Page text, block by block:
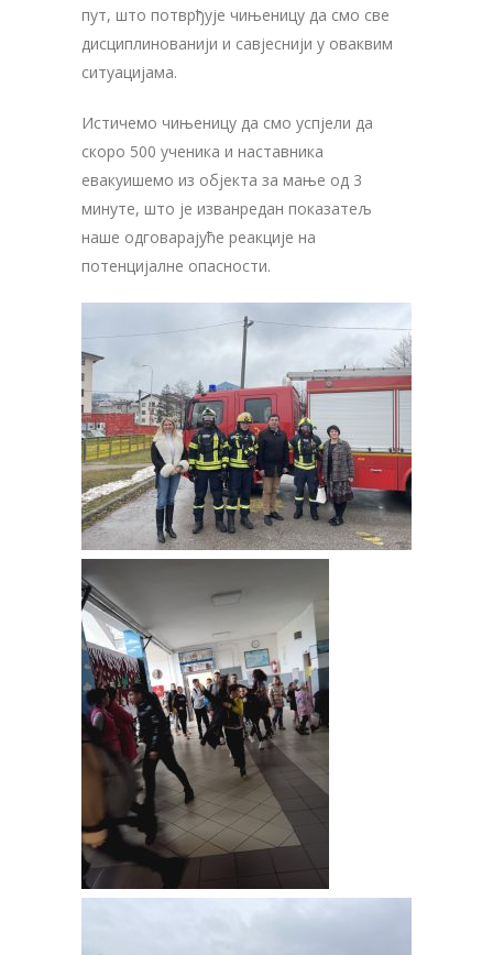
пут, што потврђује чињеницу да смо све
дисциплинованији и савјеснији у оваквим
ситуацијама.
Истичемо чињеницу да смо успјели да
скоро 500 ученика и наставника
евакуишемо из објекта за мање од 3
минуте, што је изванредан показатељ
наше одговарајуће реакције на
потенцијалне опасности.